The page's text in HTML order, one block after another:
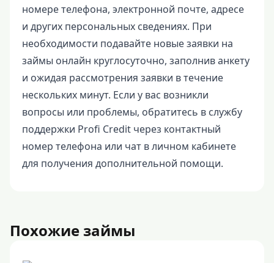
номере телефона, электронной почте, адресе
и других персональных сведениях. При
необходимости подавайте новые заявки на
займы онлайн круглосуточно, заполнив анкету
и ожидая рассмотрения заявки в течение
нескольких минут. Если у вас возникли
вопросы или проблемы, обратитесь в службу
поддержки Profi Credit через контактный
номер телефона или чат в личном кабинете
для получения дополнительной помощи.
Похожие займы